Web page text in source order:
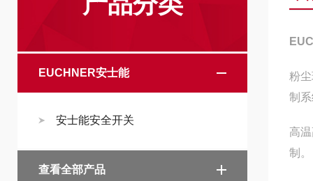
EUCHNER安士能
安士能安全开关
查看全部产品
粉
制
高
制。